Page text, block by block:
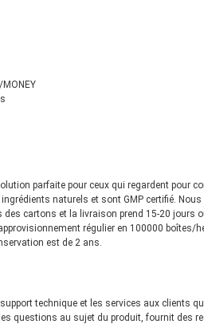
parfaite pour ceux qui regardent pour
naturels et sont GMP certifié.
cartons et la livraison prend 15-20 jours
régulier en 100000 boîtes/
est de 2 ans.
technique et les services aux clients
questions au sujet du produit, fournit des